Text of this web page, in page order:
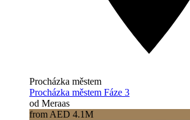
Procházka městem
Procházka městem Fáze 3
od Meraas
from AED 4.1M